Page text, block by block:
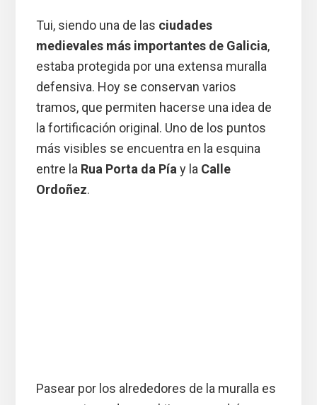
Tui, siendo una de las ciudades
medievales más importantes de Galicia,
estaba protegida por una extensa muralla
defensiva. Hoy se conservan varios
tramos, que permiten hacerse una idea de
la fortificación original. Uno de los puntos
más visibles se encuentra en la esquina
entre la Rua Porta da Píay la Calle
Ordoñez.
Pasear por los alrededores de la muralla es